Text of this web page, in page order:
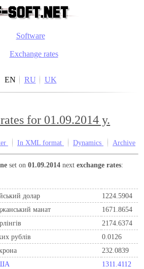
Software
Exchange rates
EN RU UK
for 01.09.2014 y.
In XML format Dynamics Archive
set on01.09.2014 nextexchange rates:
долар
1224.5904
манат
1671.8654
2174.6374
рублів
0.0126
232.0839
1311.4112